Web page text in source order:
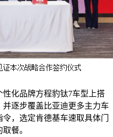
化品牌方程豹钛7车型上搭
逐步覆盖比亚迪更多主力车
，选定肯德基车速取具体门
餐。